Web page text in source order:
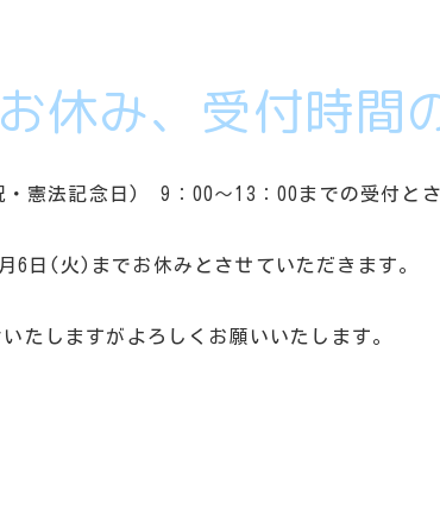
休み、受付時間
憲法記念日) 9：00～13：00までの受付とさ
6日(火)までお休みとさせていただきます。
たしますがよろしくお願いいたします。